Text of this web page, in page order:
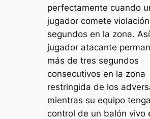
perfectamente cuando
jugador comete
segundos en la zona.
jugador atacante
más de tres segundos
consecutivos en la zona
restringida de los
mientras su equipo
control de un balón vivo